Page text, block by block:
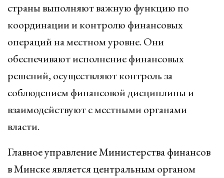
страны выполняют важную функцию по
координации и контролю финансовых
операций на местном уровне. Они
обеспечивают исполнение финансовых
решений, осуществляют контроль за
соблюдением финансовой дисциплины и
взаимодействуют с местными органами
власти.
Главное управление Министерства финансов
в Минске является центральным органом